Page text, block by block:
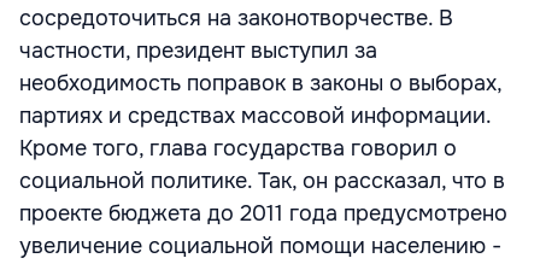
сосредоточиться на законотворчестве. В
частности, президент выступил за
необходимость поправок в законы о выборах,
партиях и средствах массовой информации.
Кроме того, глава государства говорил о
социальной политике. Так, он рассказал, что в
проекте бюджета до 2011 года предусмотрено
увеличение социальной помощи населению -